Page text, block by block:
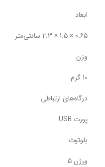
ابعاد
0.65 × 1.5 × 2.3 سانتی‌متر
وزن
10 گرم
درگاه‌های ارتباطی
پورت USB
بلوتوث
ورژن 5